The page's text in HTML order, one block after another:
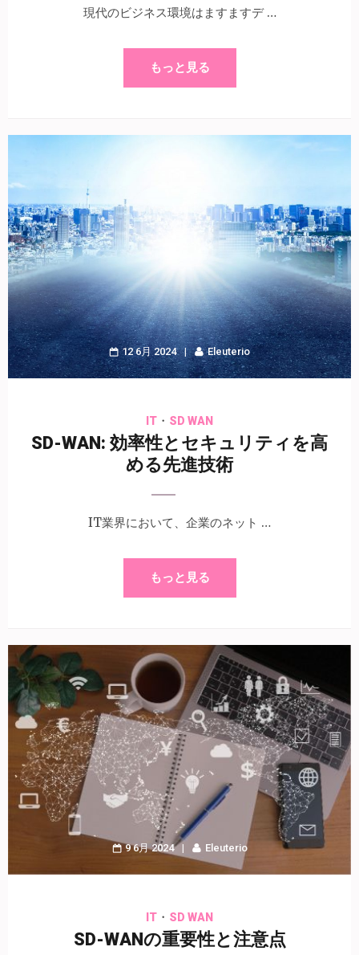
現代のビジネス環境はますますデ …
もっと見る
12 6月 2024 Eleuterio
IT ・ SD WAN
SD-WAN: 効率性とセキュリティを高
める先進技術
IT業界において、企業のネット …
もっと見る
9 6月 2024 Eleuterio
IT ・ SD WAN
SD-WANの重要性と注意点